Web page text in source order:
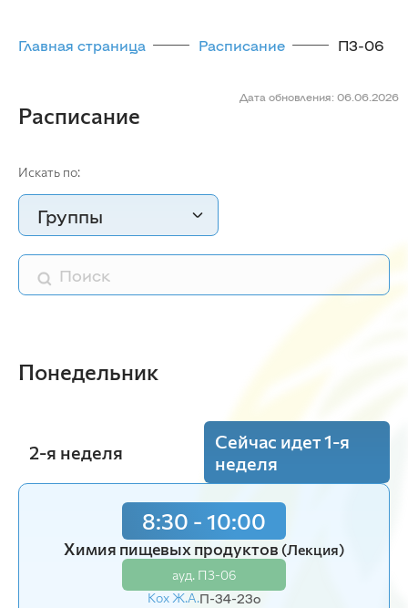
Главная страница Расписание П3-06
Дата обновления: 06.06.2026
Расписание
Искать по:
Группы
Понедельник
2-я неделя
Сейчас идет 1-я
неделя
8:30 - 10:00
Химия пищевых продуктов (Лекция)
ауд. П3-06
Кох Ж.А.П-34-23o
8:30 - 10:00
Пищевая химия(Лаб.)
ауд. П3-06
Кох Ж.А.П-31-24o